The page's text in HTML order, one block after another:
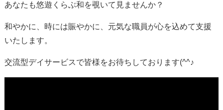
あなたも悠遊くらぶ和を覗いて見ませんか？
和やかに、時には賑やかに、元気な職員が心を込めて支援
いたします。
交流型デイサービスで皆様をお待ちしております(^^♪